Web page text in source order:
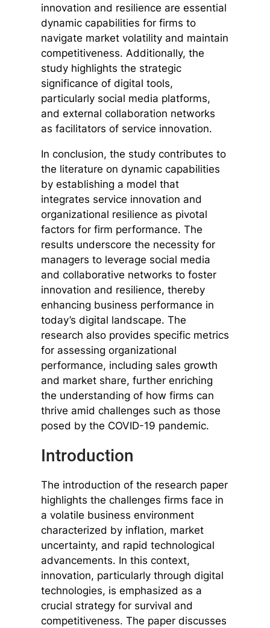
innovation and resilience are essential
dynamic capabilities for firms to
navigate market volatility and maintain
competitiveness. Additionally, the
study highlights the strategic
significance of digital tools,
particularly social media platforms,
and external collaboration networks
as facilitators of service innovation.
In conclusion, the study contributes to
the literature on dynamic capabilities
by establishing a model that
integrates service innovation and
organizational resilience as pivotal
factors for firm performance. The
results underscore the necessity for
managers to leverage social media
and collaborative networks to foster
innovation and resilience, thereby
enhancing business performance in
today’s digital landscape. The
research also provides specific metrics
for assessing organizational
performance, including sales growth
and market share, further enriching
the understanding of how firms can
thrive amid challenges such as those
posed by the COVID-19 pandemic.
Introduction
The introduction of the research paper
highlights the challenges firms face in
a volatile business environment
characterized by inflation, market
uncertainty, and rapid technological
advancements. In this context,
innovation, particularly through digital
technologies, is emphasized as a
crucial strategy for survival and
competitiveness. The paper discusses